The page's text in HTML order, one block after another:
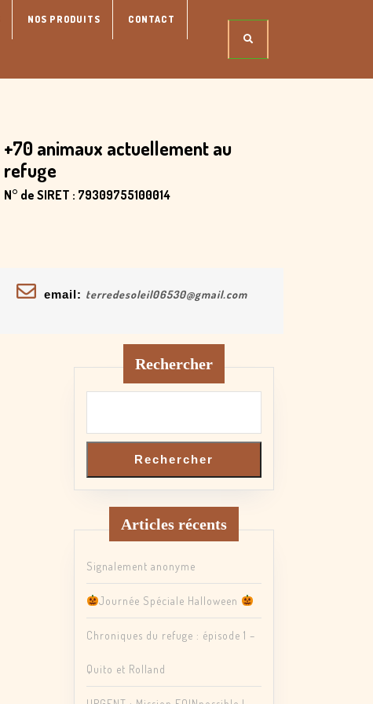
NOS PRODUITS CONTACT
+70 animaux actuellement au
refuge
N° de SIRET : 79309755100014
email: terredesoleil06530@gmail.com
Rechercher
Rechercher
Articles récents
Signalement anonyme
Journée Spéciale Halloween
Chroniques du refuge : épisode 1 –
Quito et Rolland